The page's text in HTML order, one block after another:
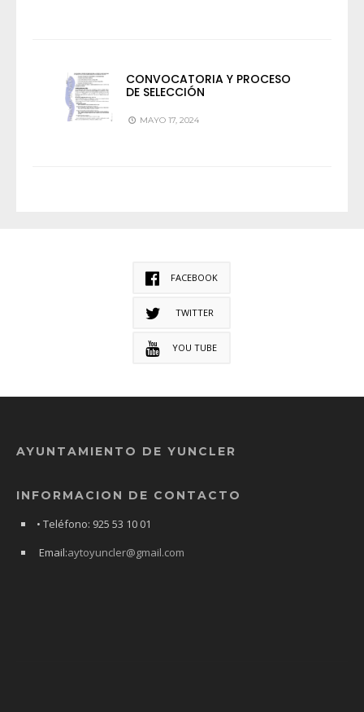
CONVOCATORIA Y PROCESO
DE SELECCIÓN
MAYO 17, 2024
FACEBOOK
TWITTER
YOU TUBE
AYUNTAMIENTO DE YUNCLER
INFORMACION DE CONTACTO
• Teléfono: 925 53 10 01
Email:aytoyuncler@gmail.com